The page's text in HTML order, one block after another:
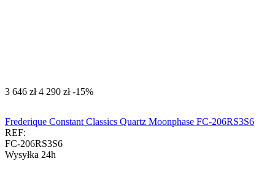
‍3 646‍ zł ‍4 290‍ zł -15%
Frederique Constant Classics Quartz Moonphase FC-206RS3S6
REF:
FC-206RS3S6
Wysyłka 24h